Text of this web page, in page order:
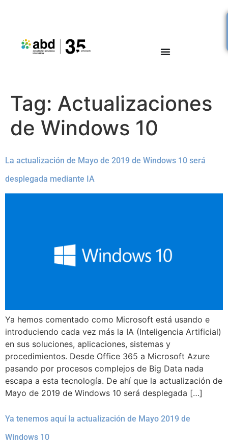
Tag: Actualizaciones
de Windows 10
La actualización de Mayo de 2019 de Windows 10 será
desplegada mediante IA
Ya hemos comentado como Microsoft está usando e
introduciendo cada vez más la IA (Inteligencia Artificial)
en sus soluciones, aplicaciones, sistemas y
procedimientos. Desde Office 365 a Microsoft Azure
pasando por procesos complejos de Big Data nada
escapa a esta tecnología. De ahí que la actualización de
Mayo de 2019 de Windows 10 será desplegada […]
Ya tenemos aquí la actualización de Mayo 2019 de
Windows 10